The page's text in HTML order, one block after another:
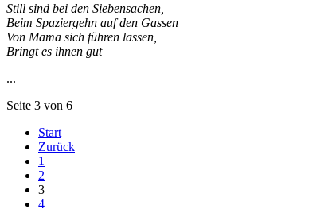
Still sind bei den Siebensachen,
Beim Spaziergehn auf den Gassen
Von Mama sich führen lassen,
Bringt es ihnen gut
...
Seite 3 von 6
Start
Zurück
1
2
3
4